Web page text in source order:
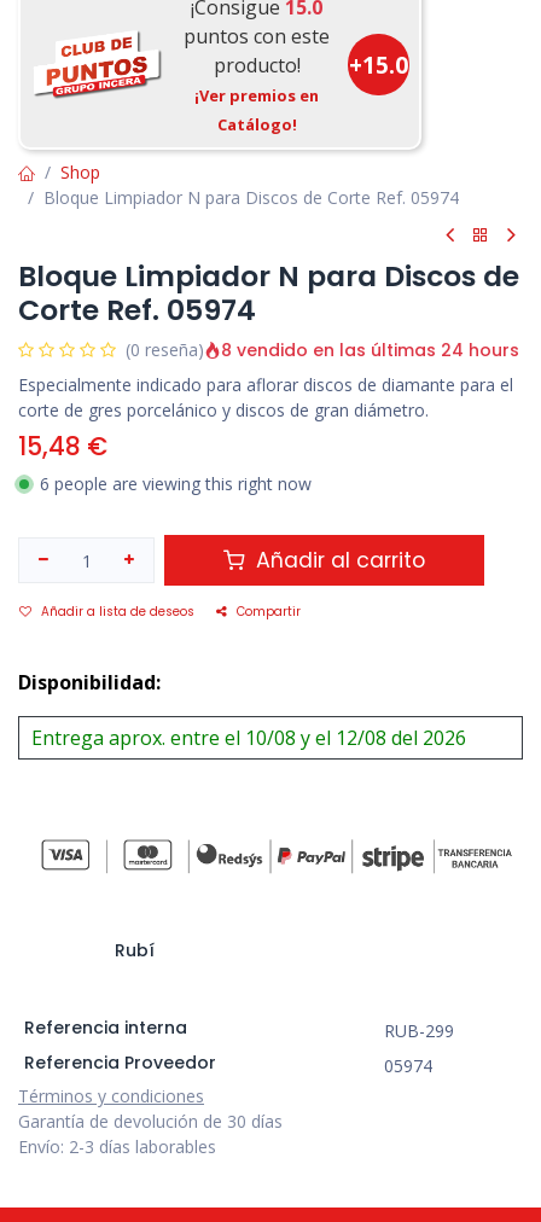
¡Consigue 15.0
puntos con este
producto!
¡Ver premios en
Catálogo!
+15.0
Shop
Bloque Limpiador N para Discos de Corte Ref. 05974
Bloque Limpiador N para Discos de
Corte Ref. 05974
(0 reseña) 8 vendido en las últimas 24 hours
Especialmente indicado para aflorar discos de diamante para el
corte de gres porcelánico y discos de gran diámetro.
15,48 €
6 people are viewing this right now
Añadir al carrito
Añadir a lista de deseos Compartir
Disponibilidad:
Entrega aprox. entre el 10/08 y el 12/08 del 2026
Rubí
Referencia interna RUB-299
Referencia Proveedor
05974
Términos y condiciones
Garantía de devolución de 30 días
Envío: 2-3 días laborables